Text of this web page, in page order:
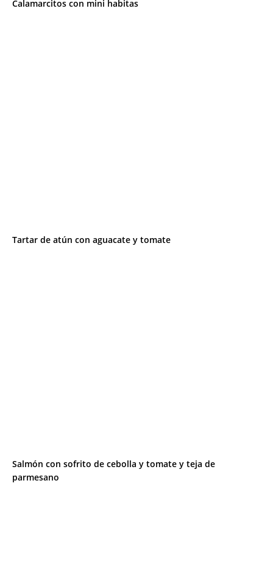
Calamarcitos con mini habitas
Tartar de atún con aguacate y tomate
Salmón con sofrito de cebolla y tomate y teja de
parmesano